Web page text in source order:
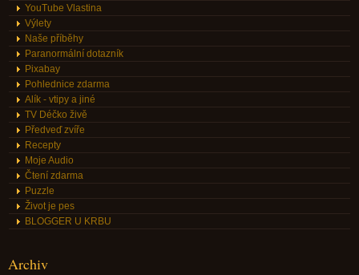
YouTube Vlastina
Výlety
Naše příběhy
Paranormální dotazník
Pixabay
Pohlednice zdarma
Alík - vtipy a jiné
TV Déčko živě
Předveď zvíře
Recepty
Moje Audio
Čtení zdarma
Puzzle
Život je pes
BLOGGER U KRBU
Archiv